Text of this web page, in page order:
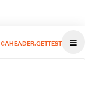
CAHEADER.GETTEST